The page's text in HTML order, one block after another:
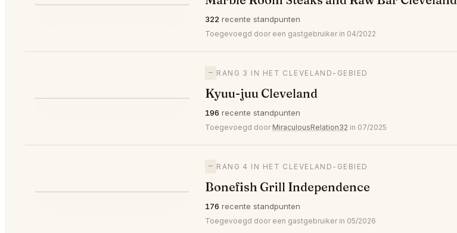
322 recente standpunten
Toegevoegd door een gastgebruiker in 04/2022
— RANG 3 IN HET CLEVELAND-GEBIED
Kyuu-juu Cleveland
196 recente standpunten
Toegevoegd door MiraculousRelation32 in 07/2025
— RANG 4 IN HET CLEVELAND-GEBIED
Bonefish Grill Independence
176 recente standpunten
Toegevoegd door een gastgebruiker in 05/2026